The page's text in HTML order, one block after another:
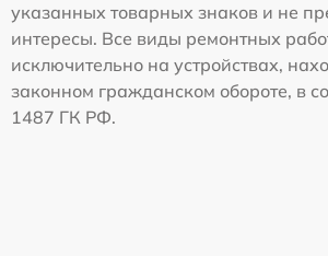
указанных товарных знаков и не
интересы. Все виды ремонтных
исключительно на устройствах,
законном гражданском обороте, в
1487 ГК РФ.